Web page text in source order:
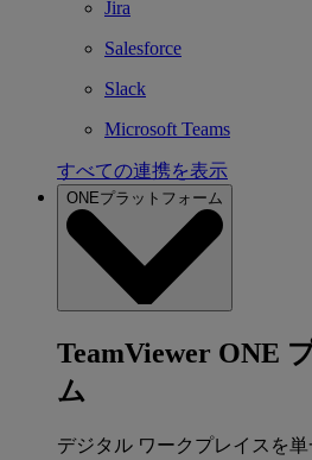
Jira
Salesforce
Slack
Microsoft Teams
すべての連携を表示
ONEプラットフォーム
TeamViewer ONE
ム
デジタル ワークプレイスを